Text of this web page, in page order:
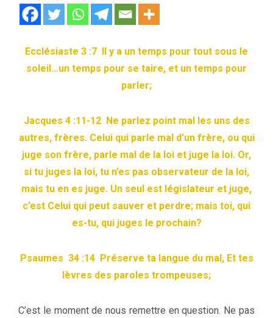
Ecclésiaste 3 :7 Il y a un temps pour tout sous le
soleil…un temps pour se taire, et un temps pour
parler;
Jacques 4 :11-12 Ne parlez point mal les uns des
autres, frères. Celui qui parle mal d’un frère, ou qui
juge son frère, parle mal de la loi et juge la loi. Or,
si tu juges la loi, tu n’es pas observateur de la loi,
mais tu en es juge. Un seul est législateur et juge,
c’est Celui qui peut sauver et perdre; mais toi, qui
es-tu, qui juges le prochain?
Psaumes 34 :14 Préserve ta langue du mal, Et tes
lèvres des paroles trompeuses;
C’est le moment de nous remettre en question. Ne pas